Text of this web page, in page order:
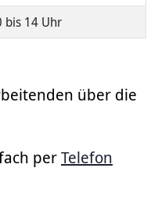
bis 14 Uhr
über die
perTelefon